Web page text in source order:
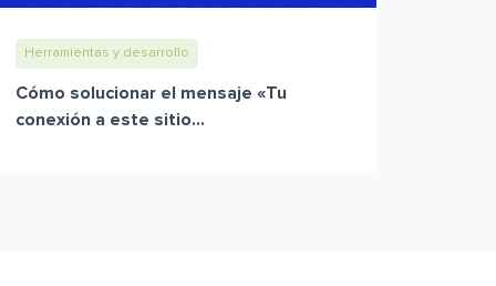
Herramientas y desarrollo
Cómo solucionar el mensaje «Tu
conexión a este sitio...